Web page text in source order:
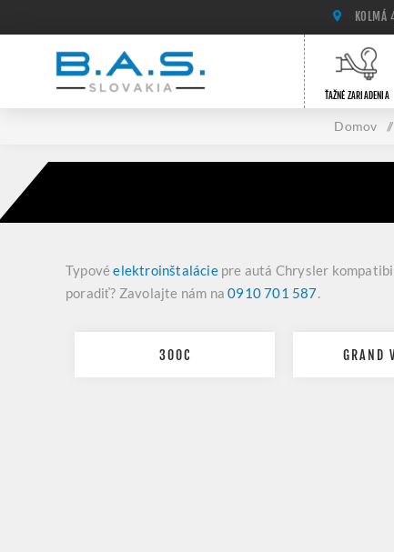
KOLMÁ
ŤAŽNÉ ZARIADENIA
Domov /
Typovéelektroinštaláciepre autá Chrysler
poradiť? Zavolajte nám na0910 701 587.
300C GRAND